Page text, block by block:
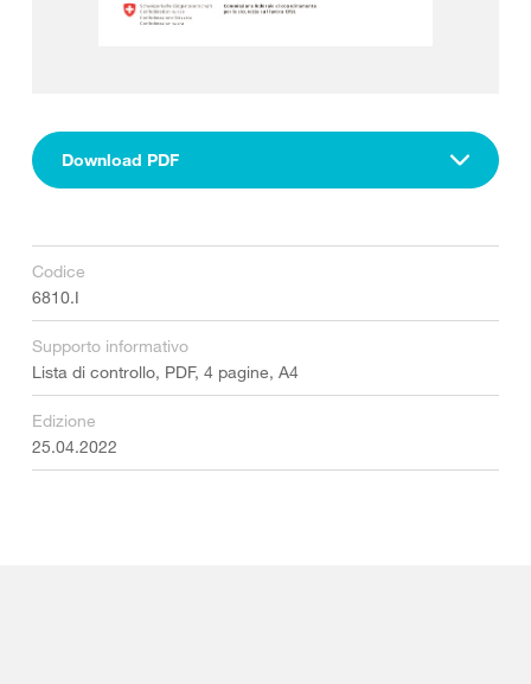
Download PDF
Codice
6810.I
Supporto informativo
Lista di controllo, PDF, 4 pagine, A4
Edizione
25.04.2022